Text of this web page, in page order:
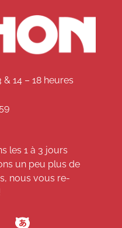
& 14 – 18 heures
les 1 à 3 jours
un peu plus de
nous vous re-